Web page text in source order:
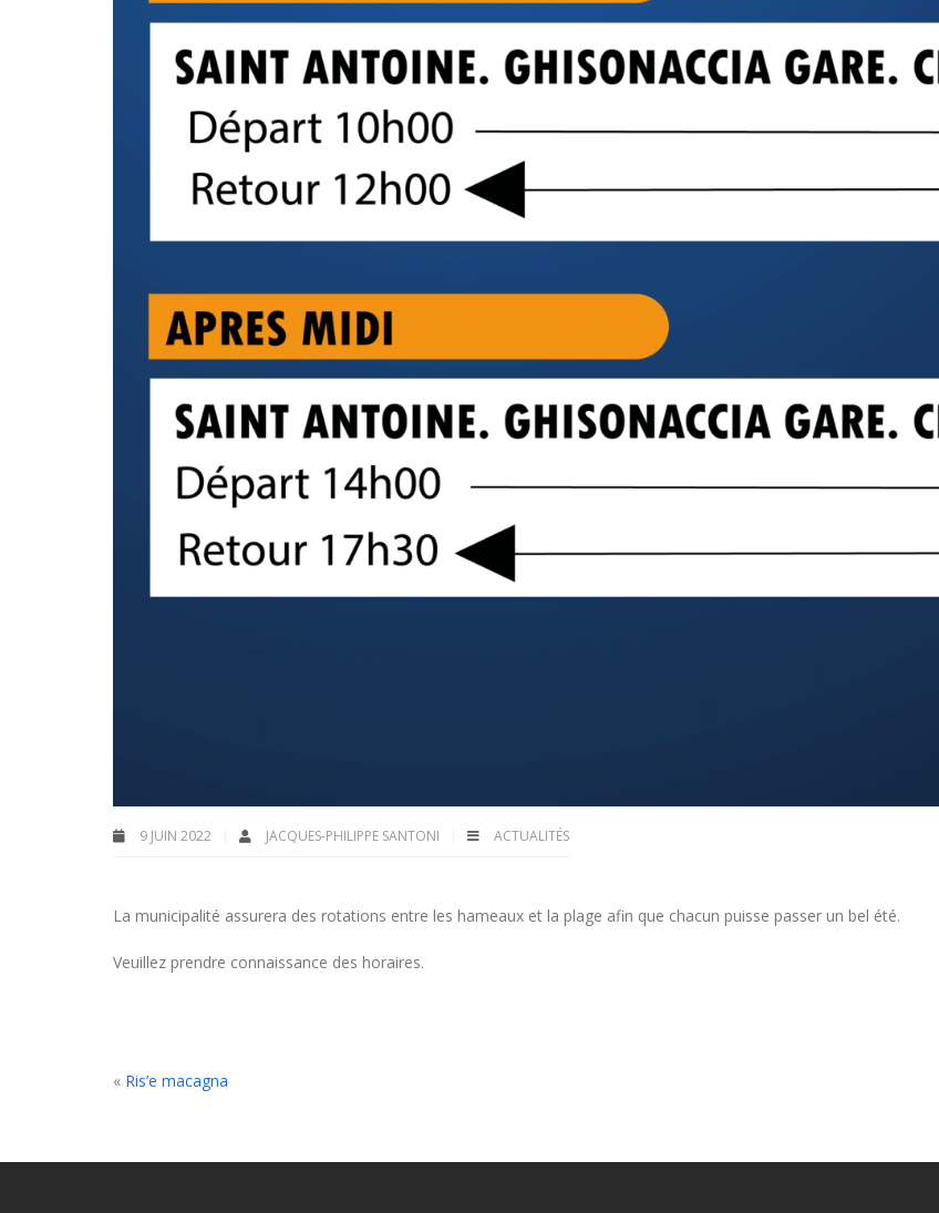
9 JUIN 2022 JACQUES-PHILIPPE SANTONI ACTUALITÉS
La municipalité assurera des rotations entre les hameaux et la plage afin que chacun puisse passer un bel été.
Veuillez prendre connaissance des horaires.
« Ris’e macagna